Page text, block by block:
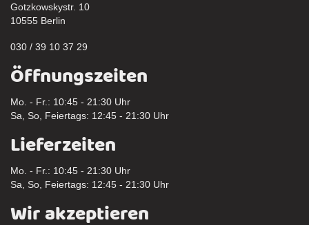
Gotzkowskystr. 10
10555 Berlin
030 / 39 10 37 29
Öffnungszeiten
Mo. - Fr.: 10:45 - 21:30 Uhr
Sa, So, Feiertags: 12:45 - 21:30 Uhr
Lieferzeiten
Mo. - Fr.: 10:45 - 21:30 Uhr
Sa, So, Feiertags: 12:45 - 21:30 Uhr
Wir akzeptieren